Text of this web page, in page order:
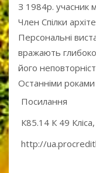
З 1984р. учасник
Член Спілки
Персональні
вражають
його
Останніми
Посилання
К85.14 К 49
http://